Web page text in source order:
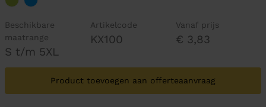
Beschikbare
maatrange
S t/m 5XL
Artikelcode
KX100
Vanaf prijs
€ 3,83
Product toevoegen aan offerteaanvraag